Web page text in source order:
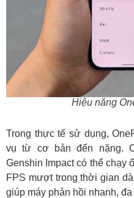
Hiệu năng
Trong thực tế sử dụng,
vụ từ cơ bản đến nặng.
Genshin Impact có thể chạy
FPS mượt trong thời gian
giúp máy phản hồi nhanh,